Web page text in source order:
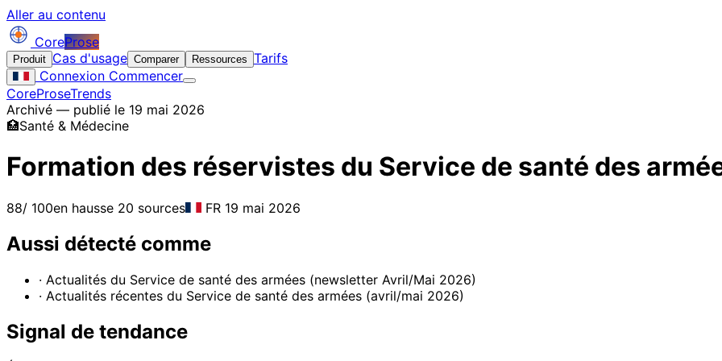
Aller au contenu
CoreProse
Produit Cas d'usage Comparer Ressources Tarifs
Connexion Commencer
CoreProseTrends
Archivé — publié le 19 mai 2026
🏥Santé & Médecine
Formation des réservistes du Service de santé des
88/ 100en hausse 20 sources FR 19 mai 2026
Aussi détecté comme
· Actualités du Service de santé des armées (newsletter Avril/Mai 2026)
· Actualités récentes du Service de santé des armées (avril/mai 2026)
Signal de tendance